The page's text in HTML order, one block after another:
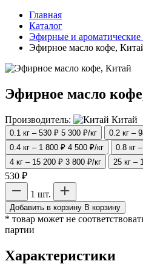
Главная
Каталог
Эфирные и ароматические
Эфирное масло кофе,
Эфирное масло
Производитель: Китай
0.1 кг – 530 ₽ 5 300 ₽/кг 0.2 кг –
0.4 кг – 1 800 ₽ 4 500 ₽/кг 0.8 кг
4 кг – 15 200 ₽ 3 800 ₽/кг 25 кг –
530 ₽
1 шт.
Добавить в корзину В корзину
* товар может не
партии
Характеристики